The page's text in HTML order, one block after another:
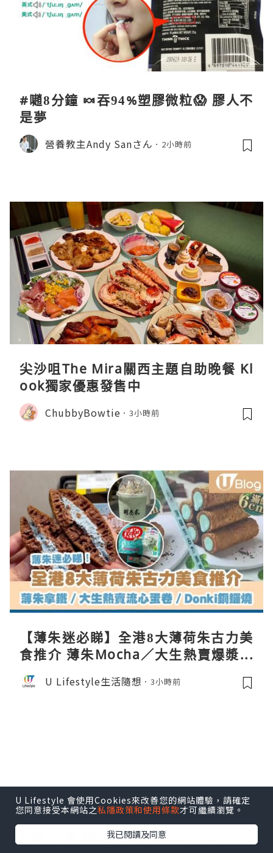
#𡁻8分鐘 🍬吞94%塑膠微粒😱 膠人不
是夢
營養教主Andy Sanさん 2小時前
尖沙咀The Mira關西主題自助晚餐 Kl
ook獨家優惠發售中
ChubbyBowtie 3小時前
【薄朱迷必睇】全港8大薄荷朱古力美
食推介 薄朱Mocha／大生熱賣爆漿蛋
卷／Donki銅鑼燒
U Lifestyle生活隨想 3小時前
美食
「意」亂情迷@Ponention
U Lifestyle 會使用Cookies來改善您的網站體驗，請確定
您同意接受本網站之私隱政策和使用條款才可繼續瀏覽。
我已閱讀及同意